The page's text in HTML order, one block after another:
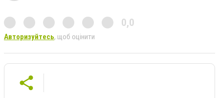
0,0
Авторизуйтесь, щоб оцінити